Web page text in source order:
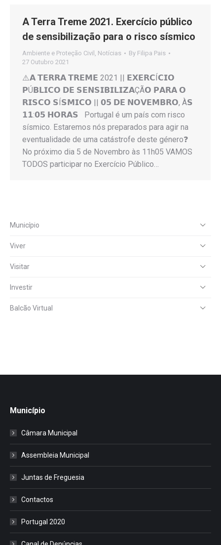
A Terra Treme 2021. Exercício público
de sensibilização para o risco sísmico
Ambiente e Proteção Civil Notícias By Filipa Pais
27 Outubro 2021
⚠️𝗔 𝗧𝗘𝗥𝗥𝗔 𝗧𝗥𝗘𝗠𝗘 2021 || 𝗘𝗫𝗘𝗥𝗖Í𝗖𝗜𝗢
𝗣Ú𝗕𝗟𝗜𝗖𝗢 𝗗𝗘 𝗦𝗘𝗡𝗦𝗜𝗕𝗜𝗟𝗜𝗭𝗔ÇÃ𝗢 𝗣𝗔𝗥𝗔 𝗢
𝗥𝗜𝗦𝗖𝗢 𝗦Í𝗦𝗠𝗜𝗖𝗢 || 𝟬𝟱 𝗗𝗘 𝗡𝗢𝗩𝗘𝗠𝗕𝗥𝗢, À𝗦
𝟭𝟭:𝟬𝟱 𝗛𝗢𝗥𝗔𝗦 Portugal é um país com risco
sísmico. Estaremos nós preparados para agir na
eventualidade de uma catástrofe deste género❓
No próximo dia 5 de Novembro às 11h05 VAMOS
TODOS participar no Exercício Público…
Município
Viver
Visitar
Investir
Balcão Virtual
Município
Câmara Municipal
Assembleia Municipal
Juntas de Freguesia
Contactos
Portugal 2020